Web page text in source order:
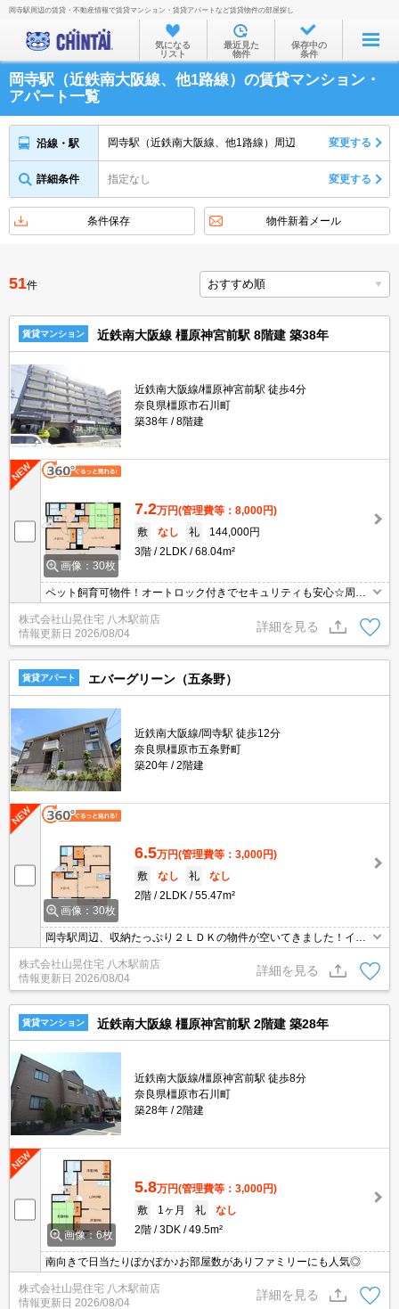
お部屋を探す
沿線・駅から
住所から
家賃相場から
不動産会社から
岡寺駅周辺の賃貸・不動産情報で賃貸マンション・賃貸アパートなど賃貸物件の部屋探し
気になる
リスト
最近見た
物件
保存中の
条件
岡寺駅（近鉄南大阪線、他1路線）の賃貸マンション・
アパート一覧
沿線・駅 岡寺駅（近鉄南大阪線、他1路線）周辺 変更する
詳細条件 指定なし 変更する
条件保存 物件新着メール
51件
賃貸マンション 近鉄南大阪線 橿原神宮前駅 8階建 築38年
近鉄南大阪線/橿原神宮前駅 徒歩4分
奈良県橿原市石川町
築38年
8階建
画像：30枚
7.2万円(管理費等：8,000円)
敷
なし 礼
144,000円
3階
2LDK 68.04m²
ペット飼育可物件！オートロック付きでセキュリティも安心☆周辺
株式会社山晃住宅 八木駅前店
情報更新日 2026/08/04
詳細を見る
賃貸アパート エバーグリーン（五条野）
近鉄南大阪線/岡寺駅 徒歩12分
奈良県橿原市五条野町
築20年
2階建
画像：30枚
6.5万円(管理費等：3,000円)
敷
なし 礼
なし
2階
2LDK 55.47m²
岡寺駅周辺、収納たっぷり２ＬＤＫの物件が空いてきました！イン
ターネット無料です。全部屋角部屋(^^)/
株式会社山晃住宅 八木駅前店
情報更新日 2026/08/04
詳細を見る
賃貸マンション 近鉄南大阪線 橿原神宮前駅 2階建 築28年
近鉄南大阪線/橿原神宮前駅 徒歩8分
奈良県橿原市石川町
築28年
2階建
画像：6枚
5.8万円(管理費等：3,000円)
敷
1ヶ月 礼
なし
2階
3DK 49.5m²
南向きで日当たりぽかぽか♪お部屋数がありファミリーにも人気◎
株式会社山晃住宅 八木駅前店
情報更新日 2026/08/04
詳細を見る